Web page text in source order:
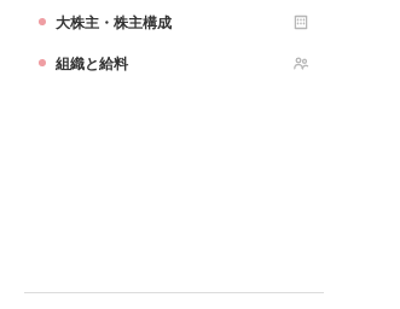
大株主・株主構成
組織と給料